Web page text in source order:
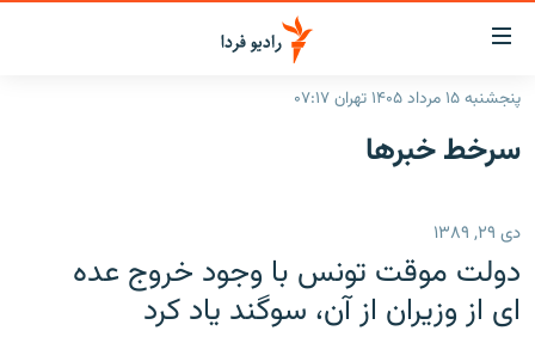
لینک‌های
قابلیت
دسترسی
بازگشت
اصلی
رفتن
صفحه
ایران
رادیو
انتخاب کنید و بشنویدپادکست
پنجشنبه ۱۵ مرداد ۱۴۰۵ تهران ۰۷:۱۷
سرخط‌ خبرها
دی ۲۹, ۱۳۸۹
دولت موقت تونس با وجود خروج عده
ای از وزیران از آن، سوگند یاد کرد